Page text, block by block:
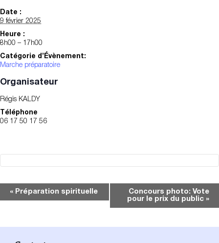
Date :
9 février 2025
Heure :
8h00 – 17h00
Catégorie d’Évènement:
Marche préparatoire
Organisateur
Régis KALDY
Téléphone
06 17 50 17 56
Navigation
Évènement
« Préparation spirituelle
Concours photo: Vote
pour le prix du public »